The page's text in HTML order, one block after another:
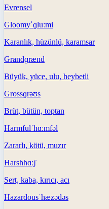
Evrensel
Gloomyˈɡluːmi
Karanlık, hüzünlü, karamsar
Grandɡrænd
Büyük, yüce, ulu, heybetli
Grossɡrəʊs
Brüt, bütün, toptan
Harmfulˈhɑːmfəl
Zararlı, kötü, muzır
Harshhɑːʃ
Sert, kaba, kırıcı, acı
Hazardousˈhæzədəs